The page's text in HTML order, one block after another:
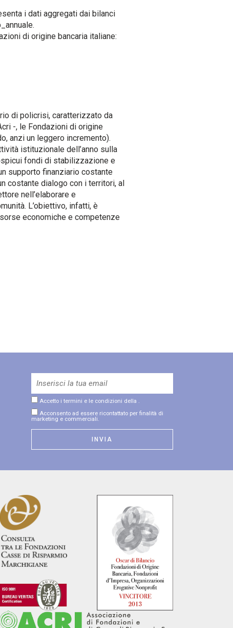
i dati aggregati dai bilanci
di origine bancaria italiane:
di policrisi, caratterizzato da
-, le Fondazioni di origine
anzi un leggero incremento).
istituzionale dell’anno sulla
fondi di stabilizzazione e
supporto finanziario costante
costante dialogo con i territori, al
nell’elaborare e
L’obiettivo, infatti, è
economiche e competenze
Accetto i termini e le condizioni della
Acconsento ad essere ricontattato per finalità di
marketing e commerciali.